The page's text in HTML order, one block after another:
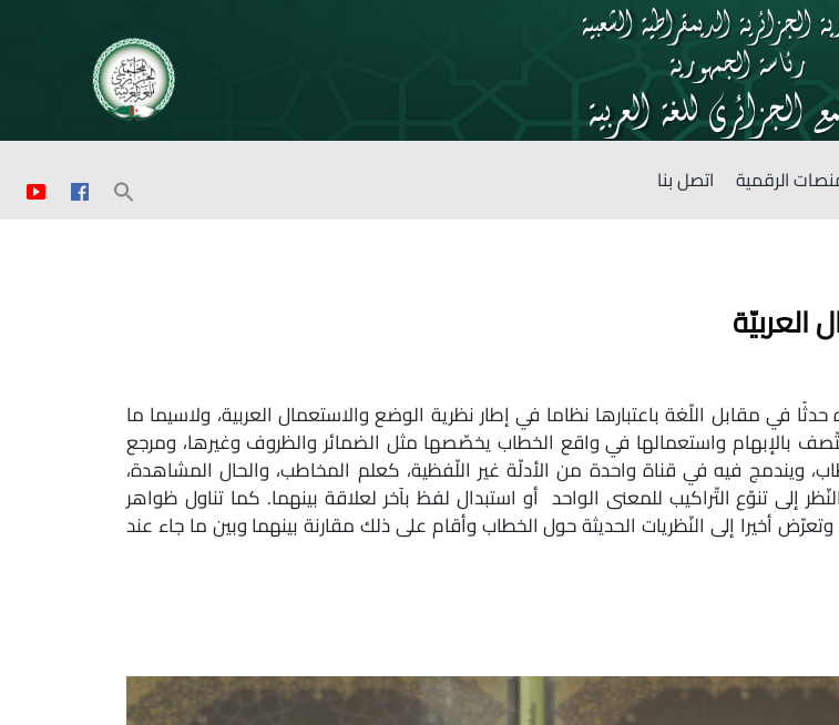
الرقمية اتصل بنا
في مقابل اللّغة باعتبارها نظاما في إطار نظرية الوضع والاستعمال العربية، ولاسيما ما
بالإبهام واستعمالها في واقع الخطاب يخصّصها مثل الضمائر والظروف وغيرها، ومرجع
ويندمج فيه في قناة واحدة من الأدلّة غير اللّفظية، كعلم المخاطب، والحال المشاهدة،
إلى تنوّع التّراكيب للمعنى الواحد أو استبدال لفظ بآخر لعلاقة بينهما. كما تناول ظواهر
أخيرا إلى النّظريات الحديثة حول الخطاب وأقام على ذلك مقارنة بينهما وبين ما جاء عند